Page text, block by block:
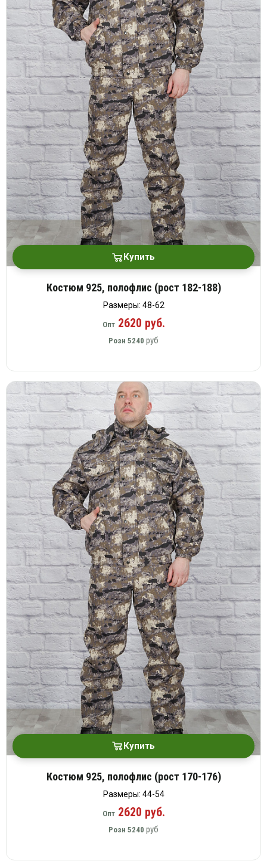
Купить
Костюм 925, полофлис (рост 182-188)
Размеры: 48-62
Опт2620 руб.
Розн 5240 руб
Купить
Костюм 925, полофлис (рост 170-176)
Размеры: 44-54
Опт2620 руб.
Розн 5240 руб